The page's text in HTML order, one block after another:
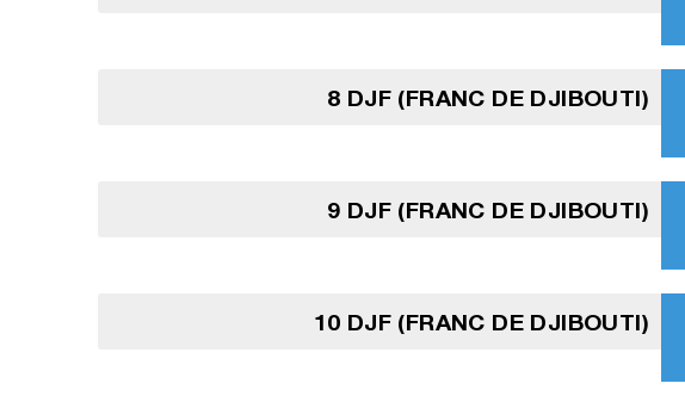
8 DJF (FRANC DE DJIBOUTI)
9 DJF (FRANC DE DJIBOUTI)
10 DJF (FRANC DE DJIBOUTI)